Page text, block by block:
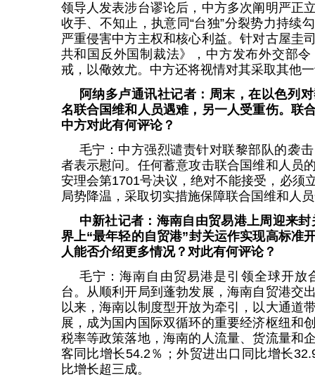
领导人发表涉台谬论后，中方多次阐明严正
收手、不知止，执意同“台独”分裂势力持续
严重侵害中方主权和核心利益。针对古屋圭
共和国反外国制裁法》，中方发布外交部
戒，以儆效尤。中方还将视情对其采取其他
阿纳多卢通讯社记者：周末，在以色列
名联合国维和人员遇难，另一人受重伤。联
中方对此有何评论？
毛宁：中方强烈谴责针对联黎部队的袭
者表示慰问。任何蓄意攻击联合国维和人员
安理会第1701号决议，绝对不能接受，必须
局势降温，采取切实措施保障联合国维和人
中新社记者：海南自由贸易港上周迎来
界上“最年轻的自贸港”封关运作实现高标准
人能否介绍更多情况？对此有何评论？
毛宁：海南自由贸易港是引领全球开放
台。从顺利开局到蓬勃发展，海南自贸港交
以来，海南以制度型开放为牵引，以大通道
展，成为国内国际双循环的重要经济枢纽和
税率等政策落地，海南的人流量、货流量和
客同比增长54.2％；外贸进出口同比增长
比增长超三成。